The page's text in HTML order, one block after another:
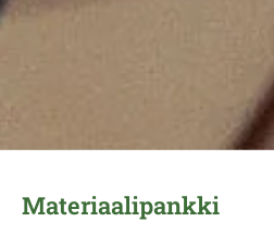
Materiaalipankki